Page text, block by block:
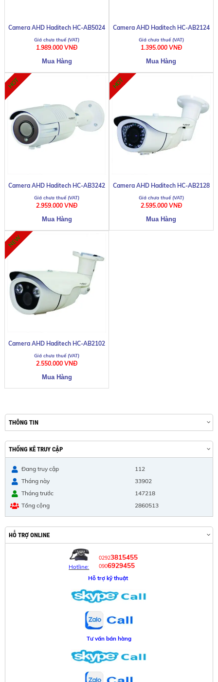
Camera AHD Haditech HC-AB5024
1.989.000 VNĐ
Camera AHD Haditech HC-AB2124
1.395.000 VNĐ
Camera AHD Haditech HC-AB3242
2.959.000 VNĐ
Camera AHD Haditech HC-AB2128
2.595.000 VNĐ
Camera AHD Haditech HC-AB2102
2.550.000 VNĐ
THÔNG TIN
THỐNG KÊ TRUY CẬP
Đang truy cập
112
Tháng này
33902
Tháng trước
147218
Tổng cộng
2860513
HỖ TRỢ ONLINE
Hotline:
02923815455
0906929455
Hỗ trợ kỹ thuật
Tư vấn bán hàng